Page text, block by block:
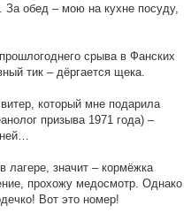
За обед – мою на кухне посуду,
срыва в Фанских
тик – дёргается щека.
который мне подарила
призыва 1971 года) –
лагере, значит – кормёжка
прохожу медосмотр. Однако
Вот это номер!